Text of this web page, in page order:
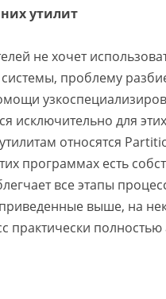
утилит
не хочет
проблему
исключительно для
относятся
программах есть
все этапы
выше, на
практически